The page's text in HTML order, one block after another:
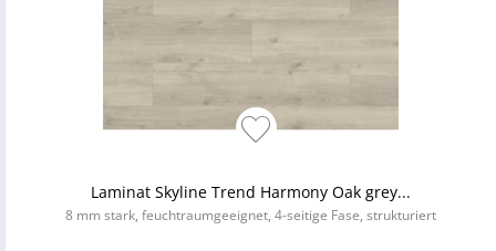
Laminat Skyline Trend Harmony Oak grey...
8 mm stark, feuchtraumgeeignet, 4-seitige Fase, strukturiert